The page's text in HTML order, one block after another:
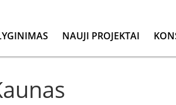
NAUJI PROJEKTAI